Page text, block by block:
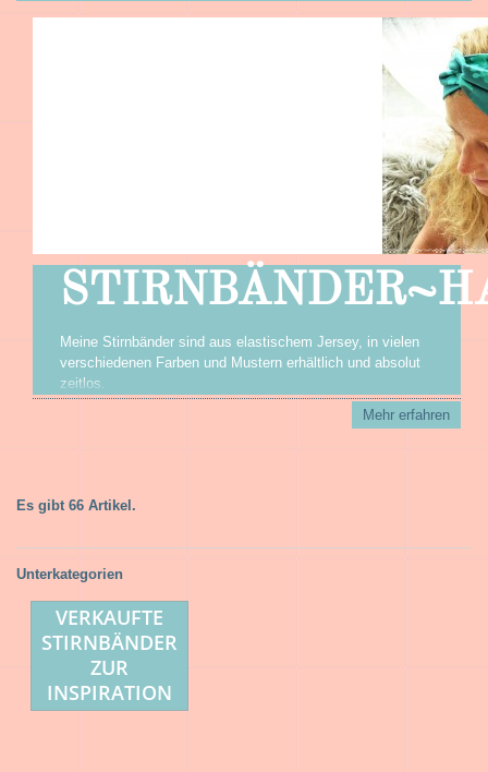
Meine Stirnbänder sind aus elastischem Jersey, in vielen
verschiedenen Farben und Mustern erhältlich und absolut
zeitlos.
Sie sind nicht nur im Winter nützlich, sondern auch für
Frauen mit langen Haaren zB. bei starkem Wind, im Auto
Freundin, Mutter, Oma oder Tochter etc.....
Mehr erfahren
Es gibt 66 Artikel.
Unterkategorien
VERKAUFTE
STIRNBÄNDER
ZUR
INSPIRATION